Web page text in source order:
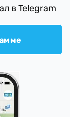
в Telegram